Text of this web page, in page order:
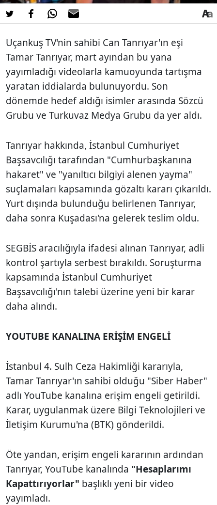
Uçankuş TV'nin sahibi Can Tanrıyar'ın eşi
Tamar Tanrıyar, mart ayından bu yana
yayımladığı videolarla kamuoyunda tartışma
yaratan iddialarda bulunuyordu. Son
dönemde hedef aldığı isimler arasında Sözcü
Grubu ve Turkuvaz Medya Grubu da yer aldı.
Tanrıyar hakkında, İstanbul Cumhuriyet
Başsavcılığı tarafından "Cumhurbaşkanına
hakaret" ve "yanıltıcı bilgiyi alenen yayma"
suçlamaları kapsamında gözaltı kararı çıkarıldı.
Yurt dışında bulunduğu belirlenen Tanrıyar,
daha sonra Kuşadası'na gelerek teslim oldu.
SEGBİS aracılığıyla ifadesi alınan Tanrıyar, adli
kontrol şartıyla serbest bırakıldı. Soruşturma
kapsamında İstanbul Cumhuriyet
Başsavcılığı'nın talebi üzerine yeni bir karar
daha alındı.
YOUTUBE KANALINA ERİŞİM ENGELİ
İstanbul 4. Sulh Ceza Hakimliği kararıyla,
Tamar Tanrıyar'ın sahibi olduğu "Siber Haber"
adlı YouTube kanalına erişim engeli getirildi.
Karar, uygulanmak üzere Bilgi Teknolojileri ve
İletişim Kurumu'na (BTK) gönderildi.
Öte yandan, erişim engeli kararının ardından
Tanrıyar, YouTube kanalında "Hesaplarımı
Kapattırıyorlar" başlıklı yeni bir video
yayımladı.